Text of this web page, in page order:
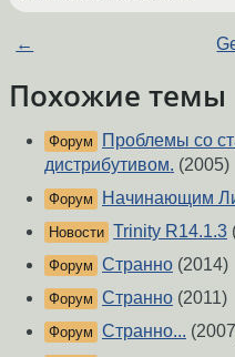
←
Похожие темы
Форум
Проблемы со
дистрибутивом. (2005)
Форум Начинающим
Новости Trinity R14.1.3
Форум Странно (2014)
Форум Странно (2011)
Форум Странно...